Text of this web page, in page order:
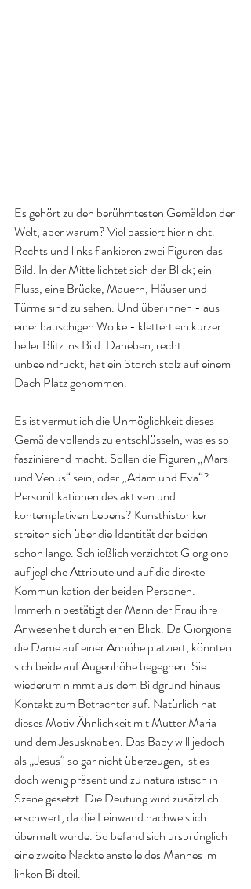
Es gehört zu den berühmtesten Gemälden der
Welt, aber warum? Viel passiert hier nicht.
Rechts und links flankieren zwei Figuren das
Bild. In der Mitte lichtet sich der Blick; ein
Fluss, eine Brücke, Mauern, Häuser und
Türme sind zu sehen. Und über ihnen - aus
einer bauschigen Wolke - klettert ein kurzer
heller Blitz ins Bild. Daneben, recht
unbeeindruckt, hat ein Storch stolz auf einem
Dach Platz genommen.
Es ist vermutlich die Unmöglichkeit dieses
Gemälde vollends zu entschlüsseln, was es so
faszinierend macht. Sollen die Figuren „Mars
und Venus“ sein, oder „Adam und Eva“?
Personifikationen des aktiven und
kontemplativen Lebens? Kunsthistoriker
streiten sich über die Identität der beiden
schon lange. Schließlich verzichtet Giorgione
auf jegliche Attribute und auf die direkte
Kommunikation der beiden Personen.
Immerhin bestätigt der Mann der Frau ihre
Anwesenheit durch einen Blick. Da Giorgione
die Dame auf einer Anhöhe platziert, könnten
sich beide auf Augenhöhe begegnen. Sie
wiederum nimmt aus dem Bildgrund hinaus
Kontakt zum Betrachter auf. Natürlich hat
dieses Motiv Ähnlichkeit mit Mutter Maria
und dem Jesusknaben. Das Baby will jedoch
als „Jesus“ so gar nicht überzeugen, ist es
doch wenig präsent und zu naturalistisch in
Szene gesetzt. Die Deutung wird zusätzlich
erschwert, da die Leinwand nachweislich
übermalt wurde. So befand sich ursprünglich
eine zweite Nackte anstelle des Mannes im
linken Bildteil.